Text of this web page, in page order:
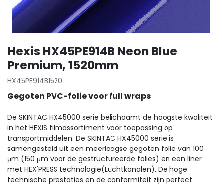
Hexis HX45PE914B Neon Blue
Premium, 1520mm
HX45PE914B1520
Gegoten PVC-folie voor full wraps
De SKINTAC HX45000 serie belichaamt de hoogste kwaliteit
in het HEXIS filmassortiment voor toepassing op
transportmiddelen. De SKINTAC HX45000 serie is
samengesteld uit een meerlaagse gegoten folie van 100
μm (150 μm voor de gestructureerde folies) en een liner
met HEX'PRESS technologie(Luchtkanalen). De hoge
technische prestaties en de conformiteit zijn perfect